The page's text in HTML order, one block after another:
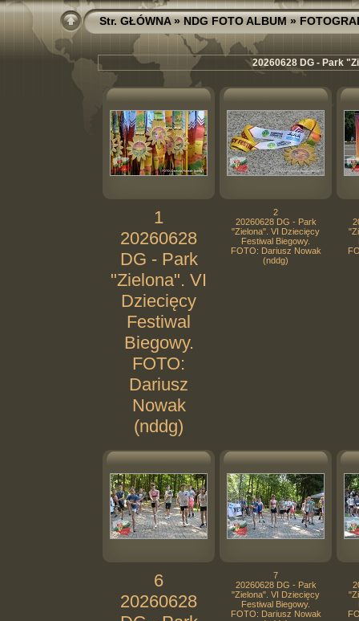
Str. GŁÓWNA»NDG FOTO ALBUM»
20260628 DG - Park
1
20260628
DG - Park
"Zielona". VI
Dziecięcy
Festiwal
Biegowy.
FOTO:
Dariusz
Nowak
(nddg)
2
20260628 DG - Park
"Zielona". VI Dziecięcy
Festiwal Biegowy.
FOTO: Dariusz Nowak
(nddg)
6
20260628
7
20260628 DG - Park
"Zielona". VI Dziecięcy
Festiwal Biegowy.
FOTO: Dariusz Nowak